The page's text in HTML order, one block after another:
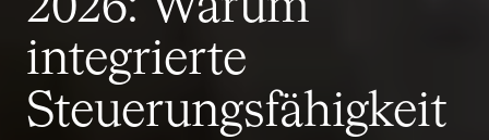
integrierte
Steuerungsfähigkeit